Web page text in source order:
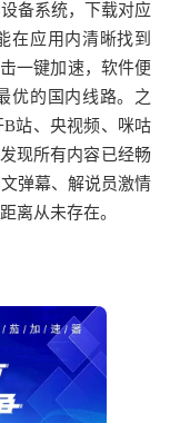
备系统，下载对应
在应用内清晰找到
一键加速，软件便
优的国内线路。之
站、央视频、咪咕
现所有内容已经畅
弹幕、解说员激情
离从未存在。